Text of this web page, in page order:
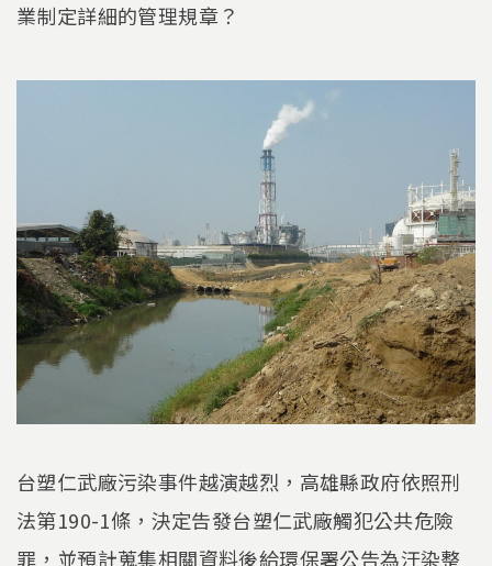
業制定詳細的管理規章？
台塑仁武廠污染事件越演越烈，高雄縣政府依照刑
法第190-1條，決定告發台塑仁武廠觸犯公共危險
罪，並預計蒐集相關資料後給環保署公告為汙染整